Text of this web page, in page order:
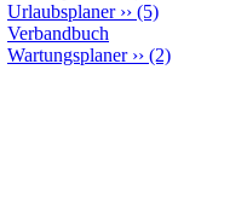
Urlaubsplaner›› (5)
Verbandbuch
Wartungsplaner›› (2)